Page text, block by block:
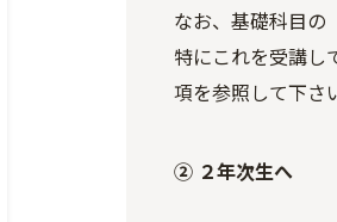
なお、基礎科目の
特にこれを受講し
項を参照して下さ
② ２年次生へ